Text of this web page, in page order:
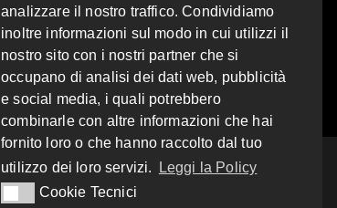
analizzare il nostro traffico. Condividiamo
inoltre informazioni sul modo in cui utilizzi il
nostro sito con i nostri partner che si
occupano di analisi dei dati web, pubblicità
e social media, i quali potrebbero
combinarle con altre informazioni che hai
fornito loro o che hanno raccolto dal tuo
utilizzo dei loro servizi.
Leggi la Policy
Cookie Tecnici
Cookie Tecnici